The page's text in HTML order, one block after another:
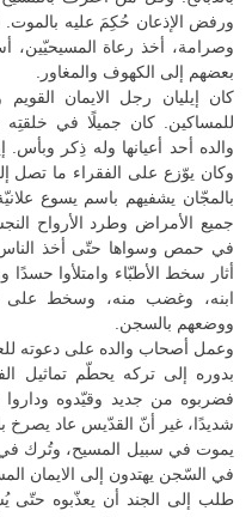
ورفض الإذعان حُكِمَ عليه بالموت.
وصرامة، أخذ رعاة المسيحيّين،
بعضهم إلى الكهوف والمغاور.
كان إيليان رجل الايمان القويم
للمساكين. كان جميلًا في
والده أحد أعيانها وله ذِكر وبأس.
وكان يوّزع على الفقراء ما تصل
بالمجّان يشفيهم باسم يسوع
جميع الأمراض وطرد الأرواح
في حمص وسواها حتّى أخذ الناس
أثار سخط الأطبّاء وامتلأوا
ابنه، وغضب منه، وسخط
ووضعهم بالسجن.
وعمل أصحاب والده على دعوته
بدوره إلى تركه يحطّم تماثيل
فضربوه من جديد وقيّدوه
شديدًا، غير أنّ القدّيس عاد يصرخ
يموت في سبيل المسيح، وتُرك
في السّجن يهتدون إلى الايمان
طلب إلى الجند أن يعذّبوه حتّى